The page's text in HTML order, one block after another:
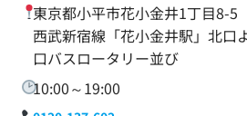
東京都小平市花小金井1丁目8-5
西武新宿線「花小金井駅」北口
口バスロータリー並び
10:00～19:00